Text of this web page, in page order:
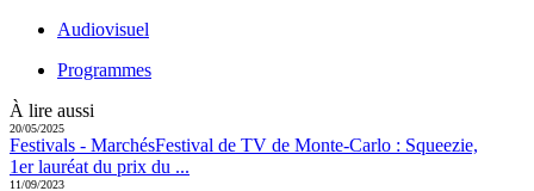
Audiovisuel
Programmes
À lire aussi
20/05/2025
Festivals - MarchésFestival de TV de Monte-Carlo : Squeezie,
1er lauréat du prix du ...
11/09/2023